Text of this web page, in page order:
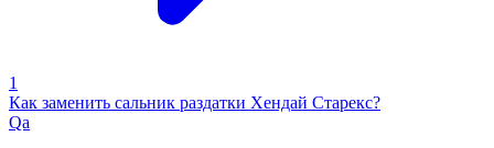
1
Как заменить сальник раздатки Хендай Старекс?
Qa